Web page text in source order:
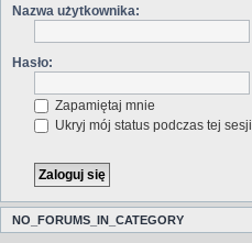
Nazwa użytkownika:
Hasło:
Zapamiętaj mnie
Ukryj mój status podczas tej sesji
NO_FORUMS_IN_CATEGORY